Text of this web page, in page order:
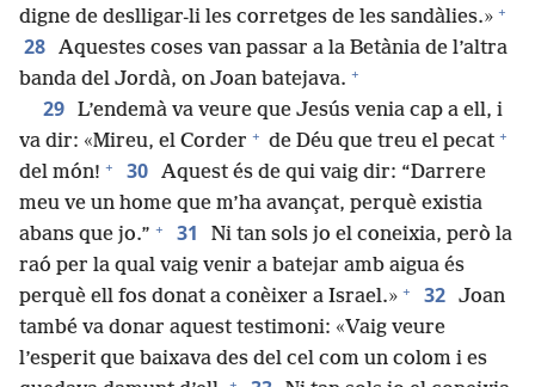
digne de deslligar-li les corretges de les sandàlies.» +
28 Aquestes coses van passar a la Betània de l’altra
banda del Jordà, on Joan batejava. +
29 L’endemà va veure que Jesús venia cap a ell, i
va dir: «Mireu, el Corder + de Déu que treu el pecat +
del món! + 30 Aquest és de qui vaig dir: “Darrere
meu ve un home que m’ha avançat, perquè existia
abans que jo.” + 31
Ni tan sols jo el coneixia, però la
raó per la qual vaig venir a batejar amb aigua és
perquè ell fos donat a conèixer a Israel.» + 32 Joan
també va donar aquest testimoni: «Vaig veure
l’esperit que baixava des del cel com un colom i es